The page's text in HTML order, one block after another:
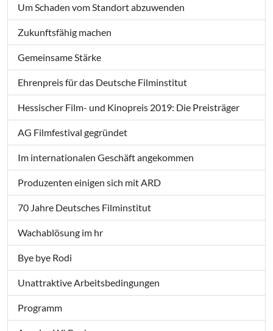
Um Schaden vom Standort abzuwenden
Zukunftsfähig machen
Gemeinsame Stärke
Ehrenpreis für das Deutsche Filminstitut
Hessischer Film- und Kinopreis 2019: Die Preisträger
AG Filmfestival gegründet
Im internationalen Geschäft angekommen
Produzenten einigen sich mit ARD
70 Jahre Deutsches Filminstitut
Wachablösung im hr
Bye bye Rodi
Unattraktive Arbeitsbedingungen
Programm